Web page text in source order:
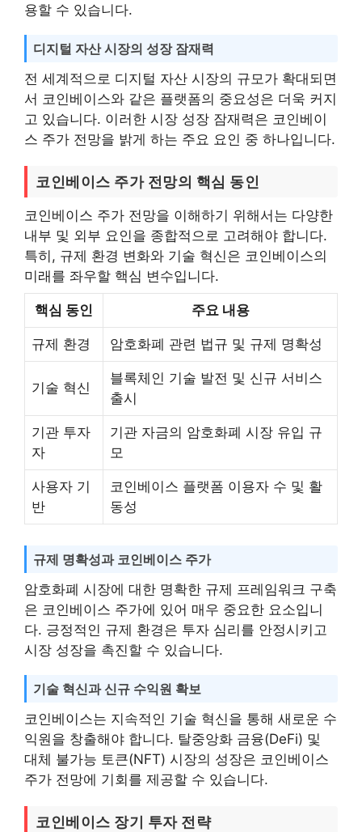
용할 수 있습니다.
디지털 자산 시장의 성장 잠재력
전 세계적으로 디지털 자산 시장의 규모가 확대되면
서 코인베이스와 같은 플랫폼의 중요성은 더욱 커지
고 있습니다. 이러한 시장 성장 잠재력은 코인베이
스 주가 전망을 밝게 하는 주요 요인 중 하나입니다.
코인베이스 주가 전망의 핵심 동인
코인베이스 주가 전망을 이해하기 위해서는 다양한
내부 및 외부 요인을 종합적으로 고려해야 합니다.
특히, 규제 환경 변화와 기술 혁신은 코인베이스의
미래를 좌우할 핵심 변수입니다.
핵심 동인 주요 내용
규제 환경 암호화폐 관련 법규 및 규제 명확성
기술 혁신
블록체인 기술 발전 및 신규 서비스
출시
기관 투자
자
기관 자금의 암호화폐 시장 유입 규
모
사용자 기
반
코인베이스 플랫폼 이용자 수 및 활
동성
규제 명확성과 코인베이스 주가
암호화폐 시장에 대한 명확한 규제 프레임워크 구축
은 코인베이스 주가에 있어 매우 중요한 요소입니
다. 긍정적인 규제 환경은 투자 심리를 안정시키고
시장 성장을 촉진할 수 있습니다.
기술 혁신과 신규 수익원 확보
코인베이스는 지속적인 기술 혁신을 통해 새로운 수
익원을 창출해야 합니다. 탈중앙화 금융(DeFi) 및
대체 불가능 토큰(NFT) 시장의 성장은 코인베이스
주가 전망에 기회를 제공할 수 있습니다.
코인베이스 장기 투자 전략